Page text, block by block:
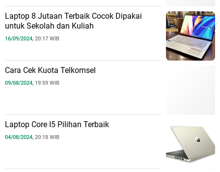
Laptop 8 Jutaan Terbaik Cocok Dipakai
untuk Sekolah dan Kuliah
16/09/2024, 20:17 WIB
Cara Cek Kuota Telkomsel
09/08/2024, 19:59 WIB
Laptop Core I5 Pilihan Terbaik
04/08/2024, 20:18 WIB